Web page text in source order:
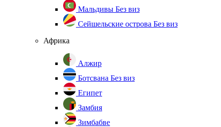
Мальдивы Без виз
Сейшельские острова Без виз
Африка
Алжир
Ботсвана Без виз
Египет
Замбия
Зимбабве